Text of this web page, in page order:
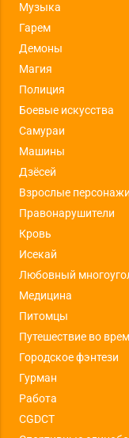
Музыка
Гарем
Демоны
Магия
Полиция
Боевые искусства
Самураи
Машины
Дзёсей
Взрослые персонажи
Правонарушители
Кровь
Исекай
Любовный
Медицина
Питомцы
Путешествие во
Городское фэнтези
Гурман
Работа
CGDCT